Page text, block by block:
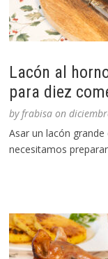
Lacón al
para diez
byfrabisa on
Asar un lacón
necesitamos